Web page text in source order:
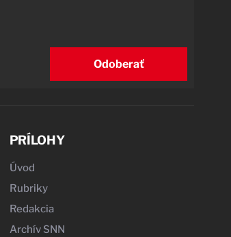
Odoberať
PRÍLOHY
Úvod
Rubriky
Redakcia
Archív SNN